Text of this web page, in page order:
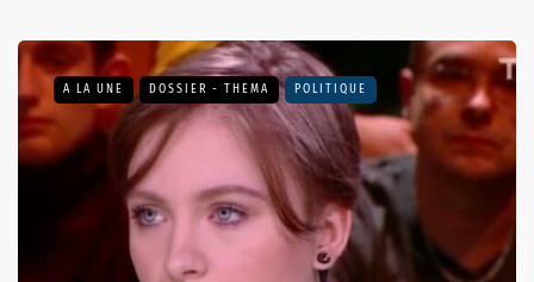
A LA UNE DOSSIER - THEMA POLITIQUE